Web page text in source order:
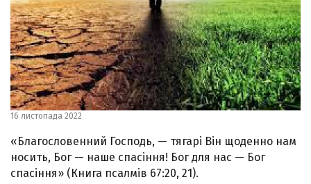
16 листопада 2022
«Благословенний Господь, — тягарі Він щоденно нам
носить, Бог — наше спасіння! Бог для нас — Бог
спасіння» (Книга псалмів 67:20, 21).